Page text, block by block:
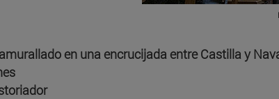
en una encrucijada entre Castilla y